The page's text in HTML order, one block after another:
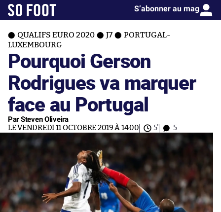
S’abonner au mag
QUALIFS EURO 2020 J7
PORTUGAL-
LUXEMBOURG
Pourquoi Gerson
Rodrigues va marquer
face au Portugal
Par Steven Oliveira
LE VENDREDI 11 OCTOBRE 2019 À 14:00 5' 5